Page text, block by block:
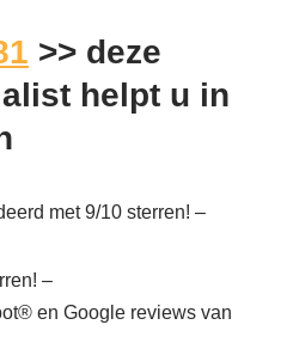
>> deze
helpt u in
met 9/10 sterren! –
–
en Google reviews van